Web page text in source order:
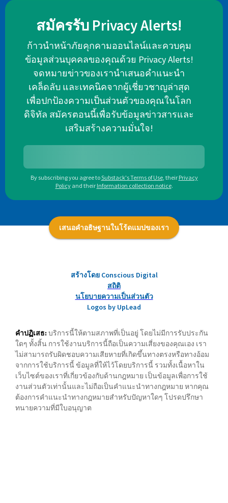
สมัครรับ Privacy Alerts!
ก้าวนำหน้าภัยคุกคามออนไลน์และควบคุม
ข้อมูลส่วนบุคคลของคุณด้วย Privacy Alerts!
จดหมายข่าวของเรานำเสนอคำแนะนำ
เคล็ดลับ และเทคนิคจากผู้เชี่ยวชาญล่าสุด
เพื่อปกป้องความเป็นส่วนตัวของคุณในโลก
ดิจิทัล สมัครตอนนี้เพื่อรับข้อมูลข่าวสารและ
เสริมสร้างความมั่นใจ!
By subscribing you agree toSubstack's Terms of Use, their Privacy
Policy and their Information collection notice.
เสนอคำอธิษฐานในโร้ดแมปของเรา
สร้างโดย Conscious Digital
สถิติ
นโยบายความเป็นส่วนตัว
Logos by UpLead
คำปฏิเสธ: บริการนี้ให้ตามสภาพที่เป็นอยู่ โดยไม่มีการรับประกัน
ใดๆ ทั้งสิ้น การใช้งานบริการนี้ถือเป็นความเสี่ยงของคุณเอง เรา
ไม่สามารถรับผิดชอบความเสียหายที่เกิดขึ้นทางตรงหรือทางอ้อม
จากการใช้บริการนี้ ข้อมูลที่ให้ไว้โดยบริการนี้ รวมทั้งเนื้อหาใน
เว็บไซต์ของเราที่เกี่ยวข้องกับด้านกฎหมาย เป็นข้อมูลเพื่อการใช้
งานส่วนตัวเท่านั้นและไม่ถือเป็นคำแนะนำทางกฎหมาย หากคุณ
ต้องการคำแนะนำทางกฎหมายสำหรับปัญหาใดๆ โปรดปรึกษา
ทนายความที่มีใบอนุญาต